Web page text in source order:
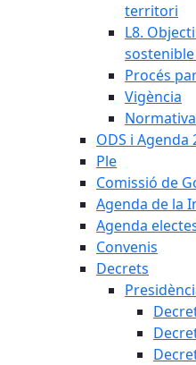
territori
L8.
sostenible
Procés
Vigència
Normativa
ODS i Agenda
Ple
Comissió de
Agenda de la
Agenda
Convenis
Decrets